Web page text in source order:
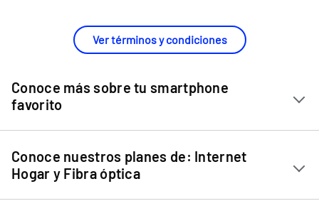
Ver términos y condiciones
Conoce más sobre tu smartphone
favorito
Chip Entel
Apple iPhone 11
Apple iPhone 12 Mini
Conoce nuestros planes de: Internet
Hogar y Fibra óptica